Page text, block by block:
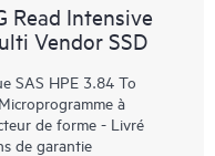
Read Intensive
Vendor SSD
SAS HPE 3.84 To
à
de forme - Livré
de garantie